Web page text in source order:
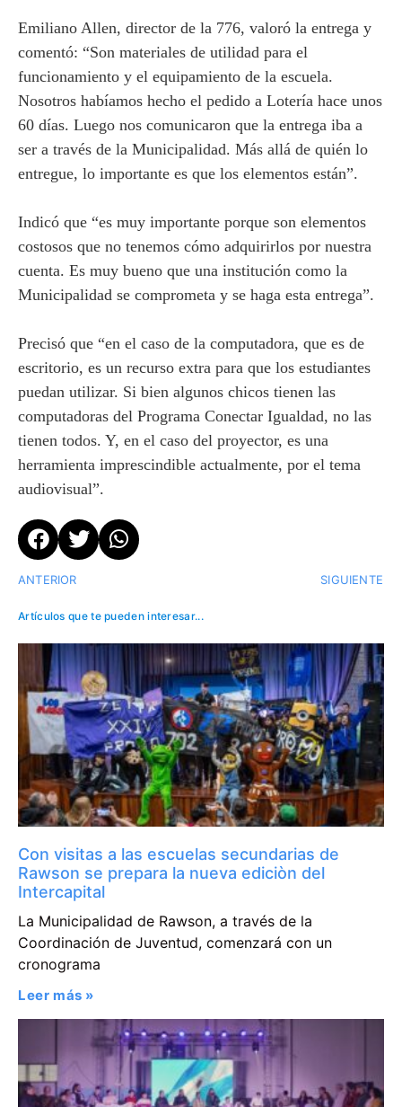
Emiliano Allen, director de la 776, valoró la entrega y
comentó: “Son materiales de utilidad para el
funcionamiento y el equipamiento de la escuela.
Nosotros habíamos hecho el pedido a Lotería hace unos
60 días. Luego nos comunicaron que la entrega iba a
ser a través de la Municipalidad. Más allá de quién lo
entregue, lo importante es que los elementos están”.
Indicó que “es muy importante porque son elementos
costosos que no tenemos cómo adquirirlos por nuestra
cuenta. Es muy bueno que una institución como la
Municipalidad se comprometa y se haga esta entrega”.
Precisó que “en el caso de la computadora, que es de
escritorio, es un recurso extra para que los estudiantes
puedan utilizar. Si bien algunos chicos tienen las
computadoras del Programa Conectar Igualdad, no las
tienen todos. Y, en el caso del proyector, es una
herramienta imprescindible actualmente, por el tema
audiovisual”.
ANTERIOR SIGUIENTE
Artículos que te pueden interesar...
Con visitas a las escuelas secundarias de
Rawson se prepara la nueva ediciòn del
Intercapital
La Municipalidad de Rawson, a través de la
Coordinación de Juventud, comenzará con un
cronograma
Leer más »